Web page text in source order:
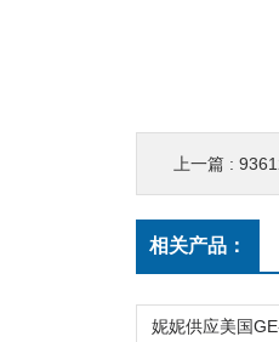
上一篇 :
相关产品：